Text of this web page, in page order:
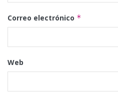
Correo electrónico *
Web